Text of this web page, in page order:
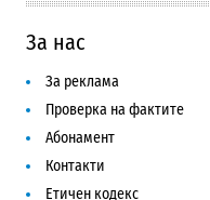
За нас
За реклама
Проверка на фактите
Абонамент
Контакти
Етичен кодекс